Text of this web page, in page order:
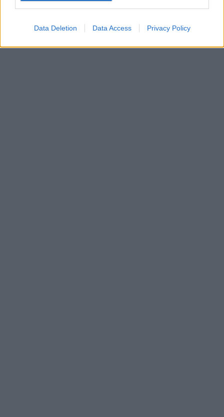
Data Deletion Data Access Privacy Policy